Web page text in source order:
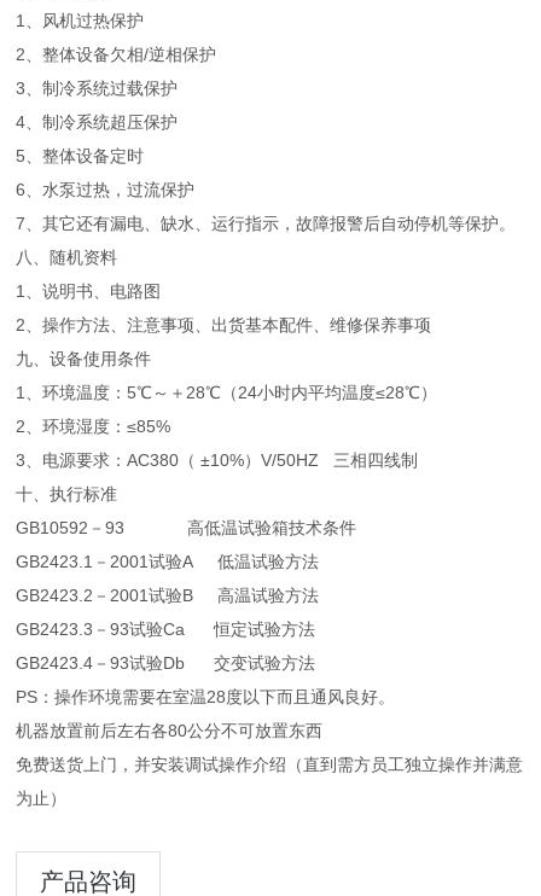
1、风机过热保护
2、整体设备欠相/逆相保护
3、制冷系统过载保护
4、制冷系统超压保护
5、整体设备定时
6、水泵过热，过流保护
7、其它还有漏电、缺水、运行指示，故障报警后自动停机等保护。
八、随机资料
1、说明书、电路图
2、操作方法、注意事项、出货基本配件、维修保养事项
九、设备使用条件
1、环境温度：5℃～＋28℃（24小时内平均温度≤28℃）
2、环境湿度：≤85%
3、电源要求：AC380（ ±10%）V/50HZ 三相四线制
十、执行标准
GB10592－93 高低温试验箱技术条件
GB2423.1－2001试验A 低温试验方法
GB2423.2－2001试验B 高温试验方法
GB2423.3－93试验Ca 恒定试验方法
GB2423.4－93试验Db 交变试验方法
PS：操作环境需要在室温28度以下而且通风良好。
机器放置前后左右各80公分不可放置东西
免费送货上门，并安装调试操作介绍（直到需方员工独立操作并满意
为止）
产品咨询